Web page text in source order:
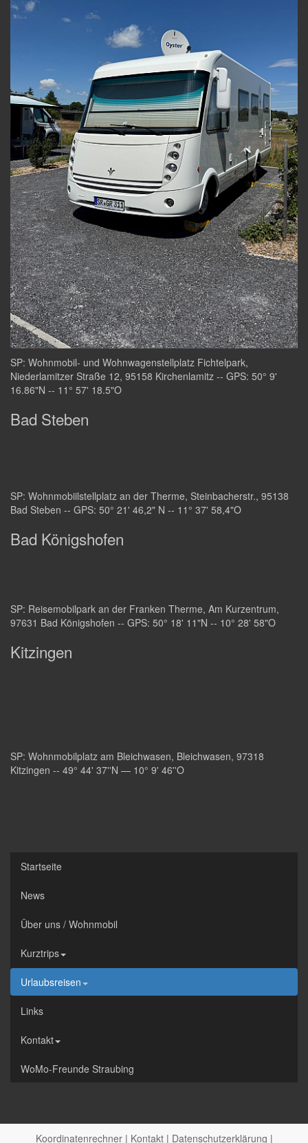
SP: Wohnmobil- und Wohnwagenstellplatz Fichtelpark,
Niederlamitzer Straße 12, 95158 Kirchenlamitz -- GPS: 50° 9'
16.86"N -- 11° 57' 18.5"O
Bad Steben
SP: Wohnmobiilstellplatz an der Therme, Steinbacherstr., 95138
Bad Steben -- GPS: 50° 21' 46,2" N -- 11° 37' 58,4"O
Bad Königshofen
SP: Reisemobilpark an der Franken Therme, Am Kurzentrum,
97631 Bad Königshofen -- GPS: 50° 18' 11"N -- 10° 28' 58"O
Kitzingen
SP: Wohnmobilplatz am Bleichwasen, Bleichwasen, 97318
Kitzingen -- 49° 44' 37''N — 10° 9' 46''O
Startseite
News
Über uns / Wohnmobil
Kurztrips
Urlaubsreisen
Links
Kontakt
WoMo-Freunde Straubing
Koordinatenrechner| Kontakt| Datenschutzerklärung |